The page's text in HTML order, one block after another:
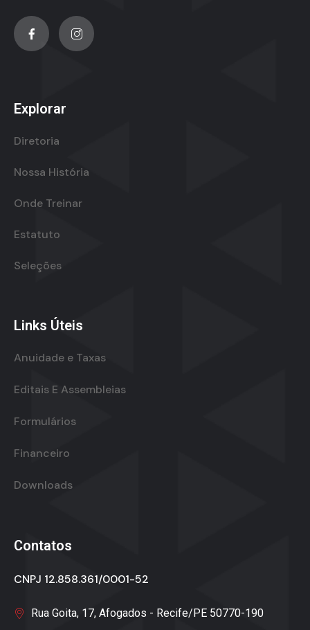
Explorar
Diretoria
Nossa História
Onde Treinar
Estatuto
Seleções
Links Úteis
Anuidade e Taxas
Editais E Assembleias
Formulários
Financeiro
Downloads
Contatos
CNPJ 12.858.361/0001-52
Rua Goita, 17, Afogados - Recife/PE 50770-190